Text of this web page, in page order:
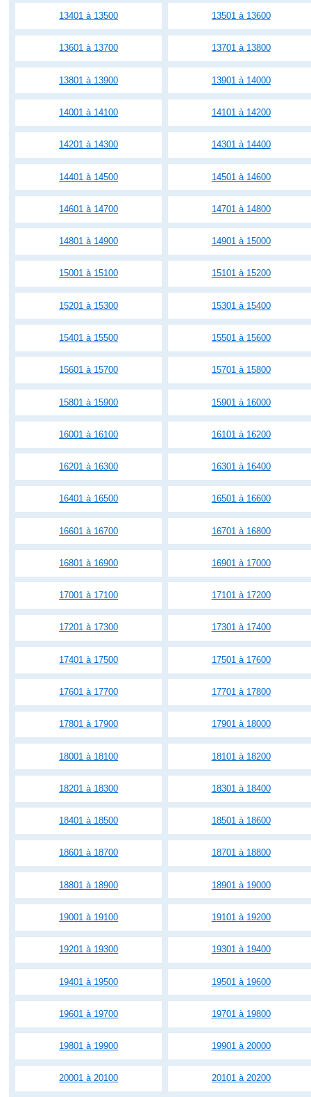
13401 à 13500 13501 à 13600
13601 à 13700 13701 à 13800
13801 à 13900 13901 à 14000
14001 à 14100 14101 à 14200
14201 à 14300 14301 à 14400
14401 à 14500 14501 à 14600
14601 à 14700 14701 à 14800
14801 à 14900 14901 à 15000
15001 à 15100 15101 à 15200
15201 à 15300 15301 à 15400
15401 à 15500 15501 à 15600
15601 à 15700 15701 à 15800
15801 à 15900 15901 à 16000
16001 à 16100 16101 à 16200
16201 à 16300 16301 à 16400
16401 à 16500 16501 à 16600
16601 à 16700 16701 à 16800
16801 à 16900 16901 à 17000
17001 à 17100 17101 à 17200
17201 à 17300 17301 à 17400
17401 à 17500 17501 à 17600
17601 à 17700 17701 à 17800
17801 à 17900 17901 à 18000
18001 à 18100 18101 à 18200
18201 à 18300 18301 à 18400
18401 à 18500 18501 à 18600
18601 à 18700 18701 à 18800
18801 à 18900 18901 à 19000
19001 à 19100 19101 à 19200
19201 à 19300 19301 à 19400
19401 à 19500 19501 à 19600
19601 à 19700 19701 à 19800
19801 à 19900 19901 à 20000
20001 à 20100 20101 à 20200